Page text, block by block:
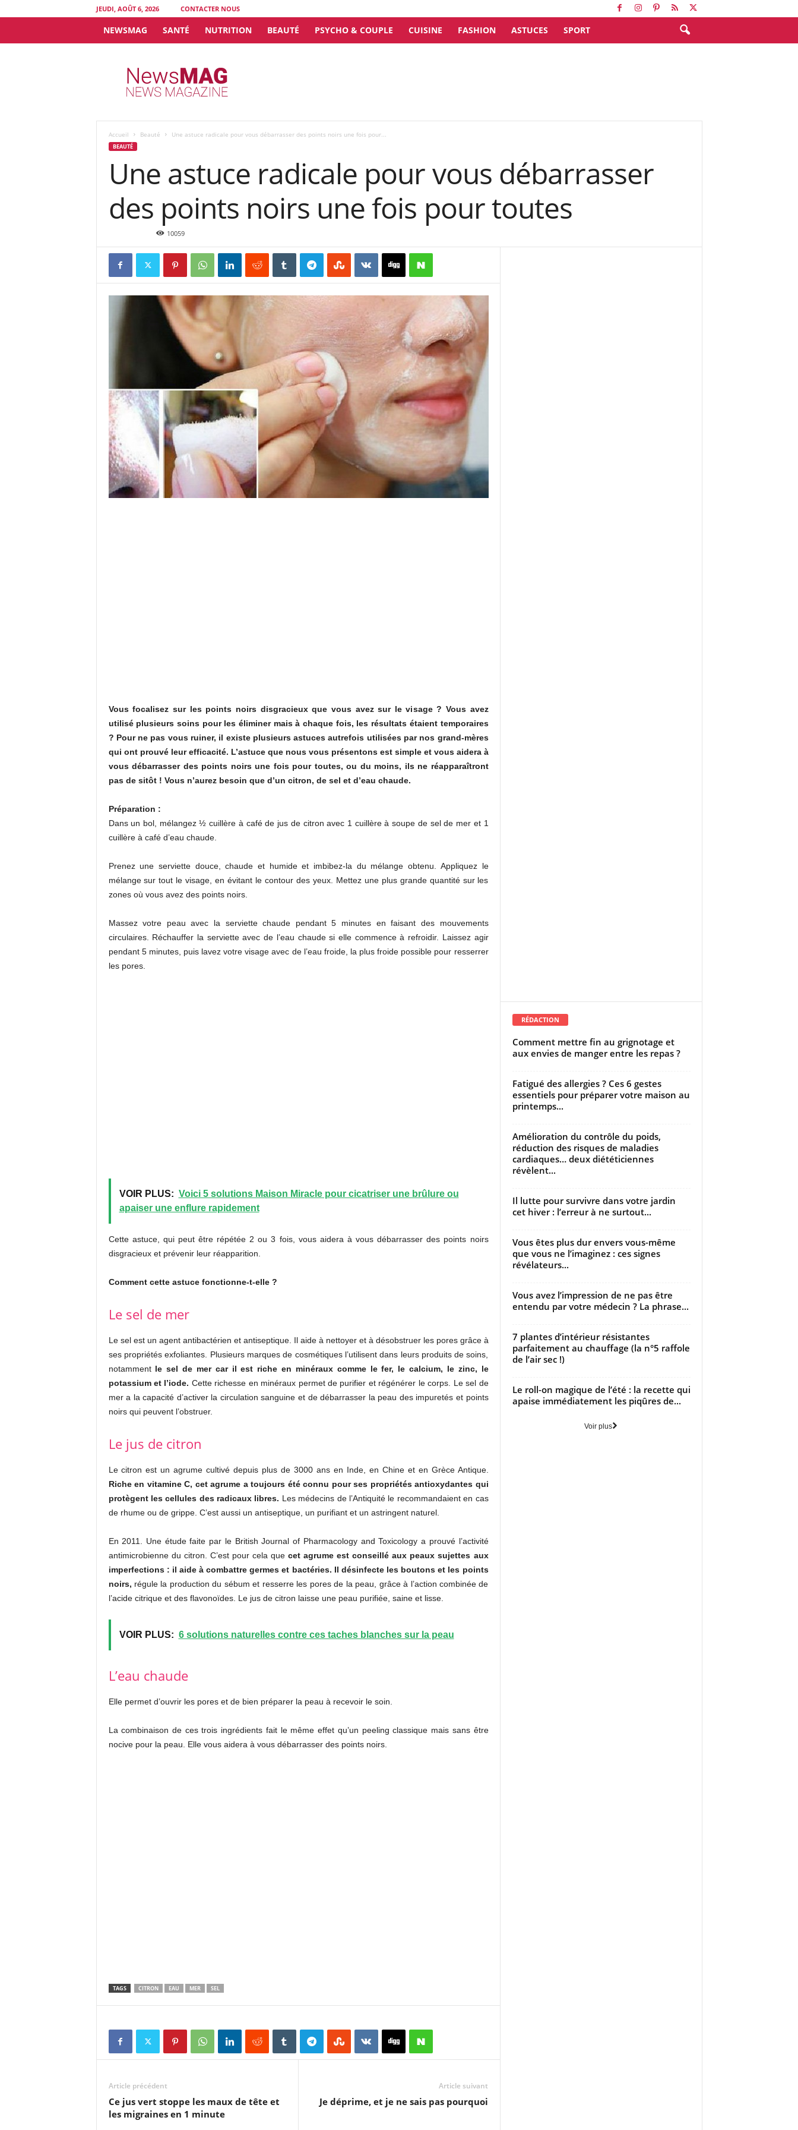
JEUDI, AOÛT 6, 2026 CONTACTER NOUS
NEWSMAG SANTÉ NUTRITION BEAUTÉ PSYCHO & COUPLE CUISINE FASHION ASTUCES SPORT
Accueil Beauté Une astuce radicale pour vous débarrasser des points noirs une fois pour...
BEAUTÉ
Une astuce radicale pour vous débarrasser
des points noirs une fois pour toutes
10059
Vous focalisez sur les points noirs disgracieux que vous avez sur le visage ? Vous avez
utilisé plusieurs soins pour les éliminer mais à chaque fois, les résultats étaient temporaires
? Pour ne pas vous ruiner, il existe plusieurs astuces autrefois utilisées par nos grand-mères
qui ont prouvé leur efficacité. L’astuce que nous vous présentons est simple et vous aidera à
vous débarrasser des points noirs une fois pour toutes, ou du moins, ils ne réapparaîtront
pas de sitôt ! Vous n’aurez besoin que d’un citron, de sel et d’eau chaude.
Préparation :
Dans un bol, mélangez ½ cuillère à café de jus de citron avec 1 cuillère à soupe de sel de mer et 1
cuillère à café d’eau chaude.
Prenez une serviette douce, chaude et humide et imbibez-la du mélange obtenu. Appliquez le
mélange sur tout le visage, en évitant le contour des yeux. Mettez une plus grande quantité sur les
zones où vous avez des points noirs.
Massez votre peau avec la serviette chaude pendant 5 minutes en faisant des mouvements
circulaires. Réchauffer la serviette avec de l’eau chaude si elle commence à refroidir. Laissez agir
pendant 5 minutes, puis lavez votre visage avec de l’eau froide, la plus froide possible pour resserrer
les pores.
VOIR PLUS: Voici 5 solutions Maison Miracle pour cicatriser une brûlure ou
apaiser une enflure rapidement
Cette astuce, qui peut être répétée 2 ou 3 fois, vous aidera à vous débarrasser des points noirs
disgracieux et prévenir leur réapparition.
Comment cette astuce fonctionne-t-elle ?
Le sel de mer
Le sel est un agent antibactérien et antiseptique. Il aide à nettoyer et à désobstruer les pores grâce à
ses propriétés exfoliantes. Plusieurs marques de cosmétiques l’utilisent dans leurs produits de soins,
notamment le sel de mer car il est riche en minéraux comme le fer, le calcium, le zinc, le
potassium et l’iode. Cette richesse en minéraux permet de purifier et régénérer le corps. Le sel de
mer a la capacité d’activer la circulation sanguine et de débarrasser la peau des impuretés et points
noirs qui peuvent l’obstruer.
Le jus de citron
Le citron est un agrume cultivé depuis plus de 3000 ans en Inde, en Chine et en Grèce Antique.
Riche en vitamine C, cet agrume a toujours été connu pour ses propriétés antioxydantes qui
protègent les cellules des radicaux libres. Les médecins de l’Antiquité le recommandaient en cas
de rhume ou de grippe. C’est aussi un antiseptique, un purifiant et un astringent naturel.
En 2011. Une étude faite par le British Journal of Pharmacology and Toxicology a prouvé l’activité
antimicrobienne du citron. C’est pour cela que cet agrume est conseillé aux peaux sujettes aux
imperfections : il aide à combattre germes et bactéries. Il désinfecte les boutons et les points
noirs, régule la production du sébum et resserre les pores de la peau, grâce à l’action combinée de
l’acide citrique et des flavonoïdes. Le jus de citron laisse une peau purifiée, saine et lisse.
VOIR PLUS: 6 solutions naturelles contre ces taches blanches sur la peau
L’eau chaude
Elle permet d’ouvrir les pores et de bien préparer la peau à recevoir le soin.
La combinaison de ces trois ingrédients fait le même effet qu’un peeling classique mais sans être
nocive pour la peau. Elle vous aidera à vous débarrasser des points noirs.
TAGS CITRON EAU MER SEL
Article précédent
Ce jus vert stoppe les maux de tête et
les migraines en 1 minute
Article suivant
Je déprime, et je ne sais pas pourquoi
RÉDACTION
Comment mettre fin au grignotage et
aux envies de manger entre les repas ?
Fatigué des allergies ? Ces 6 gestes
essentiels pour préparer votre maison au
printemps...
Amélioration du contrôle du poids,
réduction des risques de maladies
cardiaques… deux diététiciennes
révèlent...
Il lutte pour survivre dans votre jardin
cet hiver : l’erreur à ne surtout...
Vous êtes plus dur envers vous-même
que vous ne l’imaginez : ces signes
révélateurs...
Vous avez l’impression de ne pas être
entendu par votre médecin ? La phrase...
7 plantes d’intérieur résistantes
parfaitement au chauffage (la n°5 raffole
de l’air sec !)
Le roll-on magique de l’été : la recette qui
apaise immédiatement les piqûres de...
Voir plus